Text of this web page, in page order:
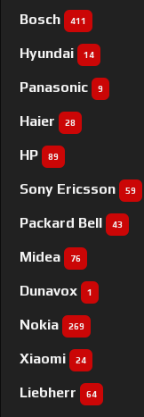
Bosch 411
Hyundai 14
Panasonic 9
Haier 28
HP 89
Sony Ericsson 59
Packard Bell 43
Midea 76
Dunavox 1
Nokia 269
Xiaomi 24
Liebherr 64